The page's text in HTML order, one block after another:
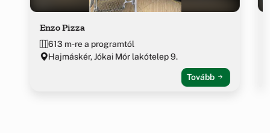
Enzo Pizza
613 m-re a programtól
Hajmáskér, Jókai Mór lakótelep 9.
Tovább